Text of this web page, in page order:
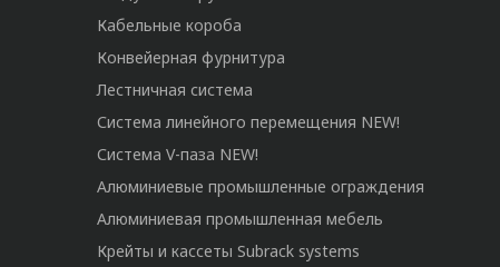
Кабельные короба
Конвейерная фурнитура
Лестничная система
Система линейного перемещения NEW!
Система V-паза NEW!
Алюминиевые промышленные ограждения
Алюминиевая промышленная мебель
Крейты и кассеты Subrack systems